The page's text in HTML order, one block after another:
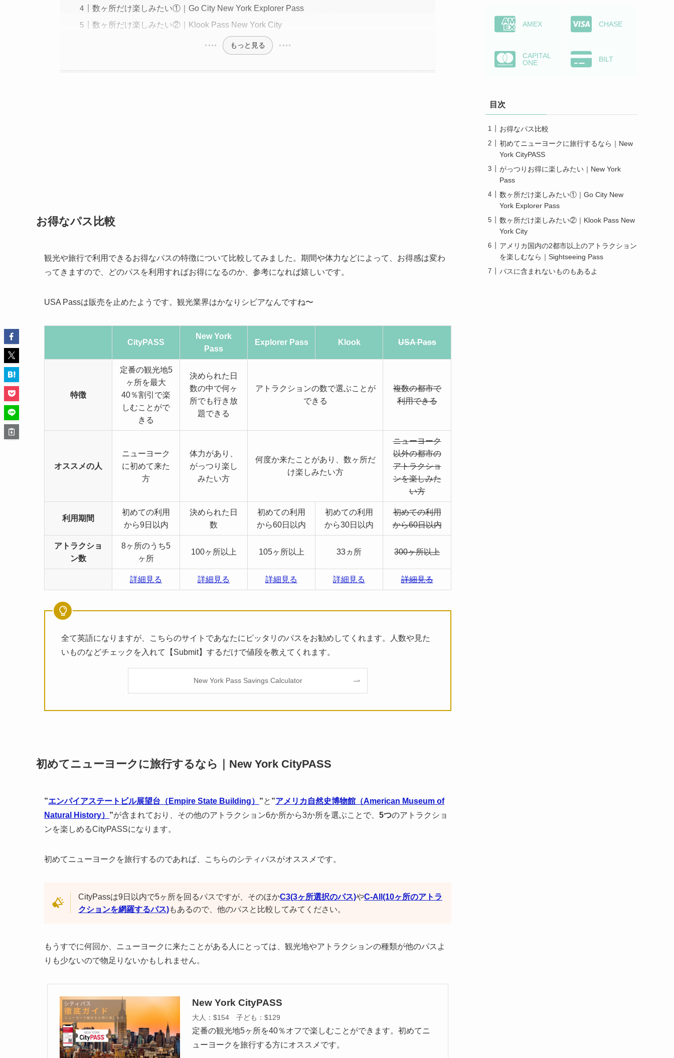
数ヶ所だけ楽しみたい①｜Go City New York Explorer Pass
数ヶ所だけ楽しみたい②｜Klook Pass New York City
もっと見る
お得なパス比較
観光や旅行で利用できるお得なパスの特徴について比較してみました。期間や体力などによって、お得感は変わ
ってきますので、どのパスを利用すればお得になるのか、参考になれば嬉しいです。
USA Passは販売を止めたようです。観光業界はかなりシビアなんですね〜
CityPASS
New York
Pass
Explorer Pass Klook USA Pass
特徴
定番の観光地5
ヶ所を最大
40％割引で楽
しむことがで
きる
決められた日
数の中で何ヶ
所でも行き放
題できる
アトラクションの数で選ぶことが
できる
複数の都市で
利用できる
オススメの人
ニューヨーク
に初めて来た
方
体力があり、
がっつり楽し
みたい方
何度か来たことがあり、数ヶ所だ
け楽しみたい方
ニューヨーク
以外の都市の
アトラクショ
ンを楽しみた
い方
利用期間
初めての利用
から9日以内
決められた日
数
初めての利用
から60日以内
初めての利用
から30日以内
初めての利用
から60日以内
アトラクショ
ン数
8ヶ所のうち5
ヶ所
100ヶ所以上 105ヶ所以上 33ヵ所 300ヶ所以上
詳細見る 詳細見る 詳細見る 詳細見る 詳細見る
全て英語になりますが、こちらのサイトであなたにピッタリのパスをお勧めしてくれます。人数や見た
いものなどチェックを入れて【Submit】するだけで値段を教えてくれます。
New York Pass Savings Calculator
初めてニューヨークに旅行するなら｜New York CityPASS
”エンパイアステートビル展望台（Empire State Building） ”と ”アメリカ自然史博物館（American Museum of
Natural History） ”が含まれており、その他のアトラクション6か所から3か所を選ぶことで、 5つのアトラクショ
ンを楽しめるCityPASSになります。
初めてニューヨークを旅行するのであれば、こちらのシティパスがオススメです。
CityPassは9日以内で5ヶ所を回るパスですが、そのほかC3(3ヶ所選択のパス)やC-All(10ヶ所のアトラ
クションを網羅するパス)もあるので、他のパスと比較してみてください。
もうすでに何回か、ニューヨークに来たことがある人にとっては、観光地やアトラクションの種類が他のパスよ
りも少ないので物足りないかもしれません。
New York CityPASS
大人：$154 子ども：$129
定番の観光地5ヶ所を40％オフで楽しむことができます。初めてニ
ューヨークを旅行する方にオススメです。
AMEX CHASE
CAPITAL
ONE
BILT
目次
お得なパス比較
初めてニューヨークに旅行するなら｜New
York CityPASS
がっつりお得に楽しみたい｜New York
Pass
数ヶ所だけ楽しみたい①｜Go City New
York Explorer Pass
数ヶ所だけ楽しみたい②｜Klook Pass New
York City
アメリカ国内の2都市以上のアトラクション
を楽しむなら｜Sightseeing Pass
パスに含まれないものもあるよ